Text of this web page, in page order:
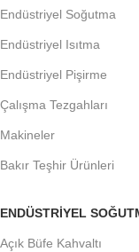
Endüstriyel Soğutma
Endüstriyel Isıtma
Endüstriyel Pişirme
Çalışma Tezgahları
Makineler
Bakır Teşhir Ürünleri
ENDÜSTRIYEL
Açık Büfe Kahvaltı